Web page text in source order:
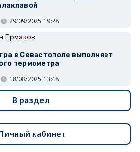
29/09/2025 19:28
Ермаков
в Севастополе выполняет
термометра
18/08/2025 13:48
В раздел
кабинет